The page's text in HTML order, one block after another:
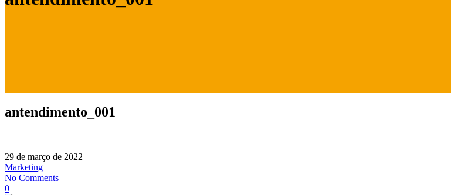
antendimento_001
29 de março de 2022
Marketing
No Comments
0